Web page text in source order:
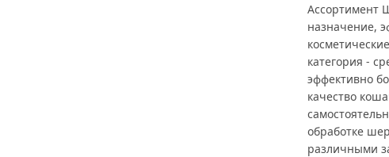
Ассортимент
назначение,
категория -
эффективно
качество
обработке
различными